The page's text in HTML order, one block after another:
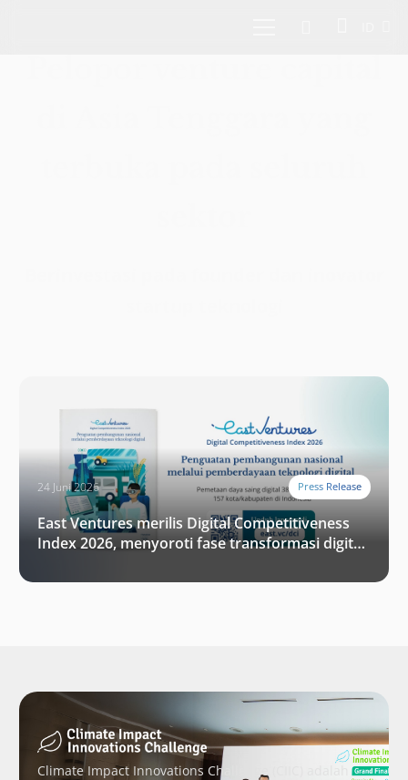
24 Juni 2026 Press Release
East Ventures merilis Digital Competitiveness
Index 2026, menyoroti fase transformasi digital
Climate Impact Innovations Challenge (CIIC) adalah